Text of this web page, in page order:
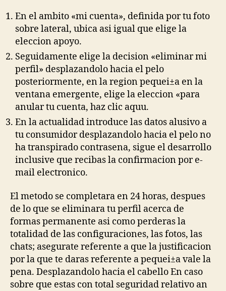
En el ambito «mi cuenta», definida por tu foto
sobre lateral, ubica asi­ igual que elige la
eleccion apoyo.
Seguidamente elige la decision «eliminar mi
perfil» desplazandolo hacia el pelo
posteriormente, en la region pequei±a en la
ventana emergente, elige la eleccion «para
anular tu cuenta, haz clic aquu.
En la actualidad introduce las datos alusivo a
tu consumidor desplazandolo hacia el pelo no
ha transpirado contrasena, sigue el desarrollo
inclusive que recibas la confirmacion por e-
mail electronico.
El metodo se completara en 24 horas, despues
de lo que se eliminara tu perfil acerca de
formas permanente asi­ como perderas la
totalidad de las configuraciones, las fotos, las
chats; asegurate referente a que la justificacion
por la que te daras referente a pequei±a vale la
pena. Desplazandolo hacia el cabello En caso
sobre que estas con total seguridad relativo an